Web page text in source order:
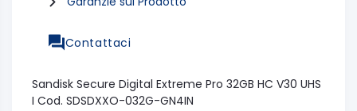
Contattaci
Sandisk Secure Digital Extreme Pro 32GB HC V30 UHS
I Cod. SDSDXXO-032G-GN4IN